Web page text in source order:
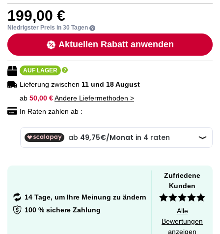
Bildgalerie
springen
Bildgalerie
springen
199,00 €
Niedrigster Preis in 30 Tagen
Aktuellen Rabatt anwenden
AUF LAGER
Lieferung zwischen 11 und 18 August
ab 50,00 €Andere Liefermethoden >
In Raten zahlen ab :
14 Tage, um Ihre Meinung zu ändern
100 % sichere Zahlung
Zufriedene
Kunden
Alle
Bewertungen
anzeigen